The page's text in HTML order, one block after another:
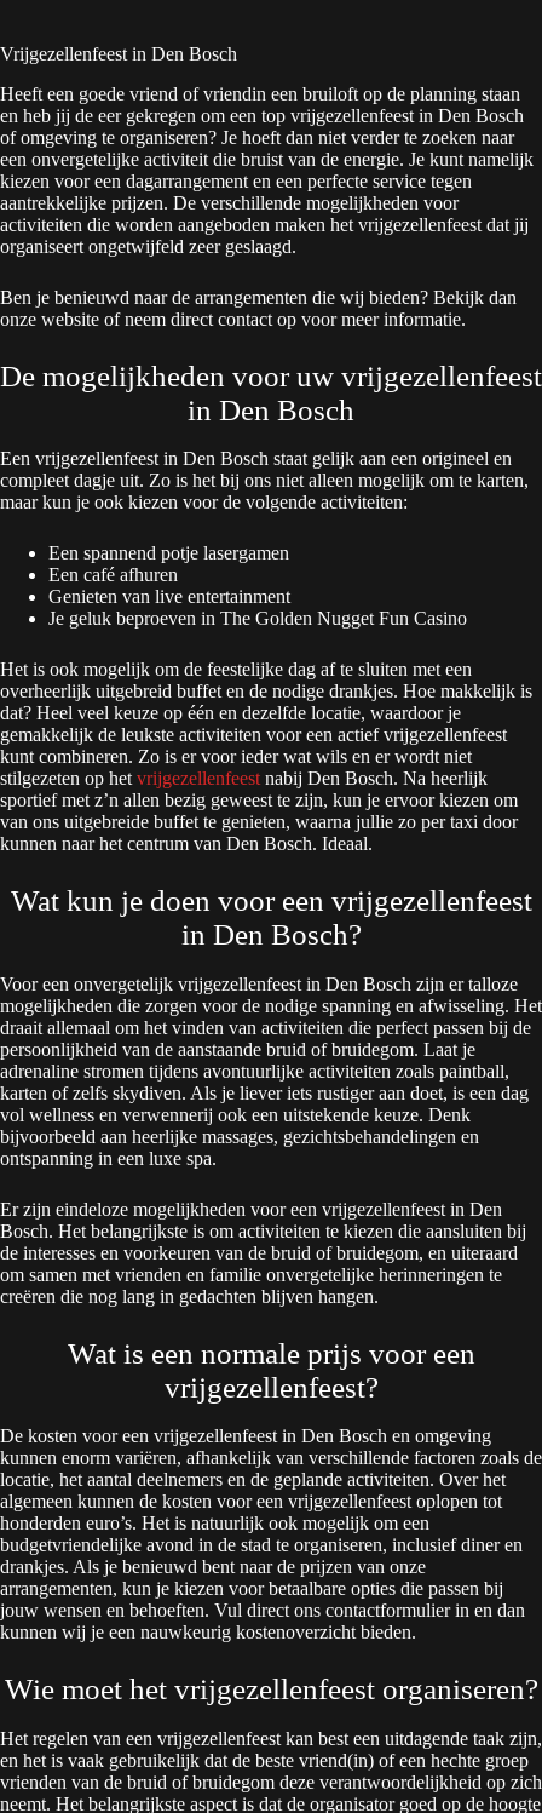
Vrijgezellenfeest in Den Bosch
Heeft een goede vriend of vriendin een bruiloft op de planning staan
en heb jij de eer gekregen om een top vrijgezellenfeest in Den Bosch
of omgeving te organiseren? Je hoeft dan niet verder te zoeken naar
een onvergetelijke activiteit die bruist van de energie. Je kunt namelijk
kiezen voor een dagarrangement en een perfecte service tegen
aantrekkelijke prijzen. De verschillende mogelijkheden voor
activiteiten die worden aangeboden maken het vrijgezellenfeest dat jij
organiseert ongetwijfeld zeer geslaagd.
Ben je benieuwd naar de arrangementen die wij bieden? Bekijk dan
onze website of neem direct contact op voor meer informatie.
De mogelijkheden voor uw vrijgezellenfeest
in Den Bosch
Een vrijgezellenfeest in Den Bosch staat gelijk aan een origineel en
compleet dagje uit. Zo is het bij ons niet alleen mogelijk om te karten,
maar kun je ook kiezen voor de volgende activiteiten:
Een spannend potje lasergamen
Een café afhuren
Genieten van live entertainment
Je geluk beproeven in The Golden Nugget Fun Casino
Het is ook mogelijk om de feestelijke dag af te sluiten met een
overheerlijk uitgebreid buffet en de nodige drankjes. Hoe makkelijk is
dat? Heel veel keuze op één en dezelfde locatie, waardoor je
gemakkelijk de leukste activiteiten voor een actief vrijgezellenfeest
kunt combineren. Zo is er voor ieder wat wils en er wordt niet
stilgezeten op het vrijgezellenfeest nabij Den Bosch. Na heerlijk
sportief met z’n allen bezig geweest te zijn, kun je ervoor kiezen om
van ons uitgebreide buffet te genieten, waarna jullie zo per taxi door
kunnen naar het centrum van Den Bosch. Ideaal.
Wat kun je doen voor een vrijgezellenfeest
in Den Bosch?
Voor een onvergetelijk vrijgezellenfeest in Den Bosch zijn er talloze
mogelijkheden die zorgen voor de nodige spanning en afwisseling. Het
draait allemaal om het vinden van activiteiten die perfect passen bij de
persoonlijkheid van de aanstaande bruid of bruidegom. Laat je
adrenaline stromen tijdens avontuurlijke activiteiten zoals paintball,
karten of zelfs skydiven. Als je liever iets rustiger aan doet, is een dag
vol wellness en verwennerij ook een uitstekende keuze. Denk
bijvoorbeeld aan heerlijke massages, gezichtsbehandelingen en
ontspanning in een luxe spa.
Er zijn eindeloze mogelijkheden voor een vrijgezellenfeest in Den
Bosch. Het belangrijkste is om activiteiten te kiezen die aansluiten bij
de interesses en voorkeuren van de bruid of bruidegom, en uiteraard
om samen met vrienden en familie onvergetelijke herinneringen te
creëren die nog lang in gedachten blijven hangen.
Wat is een normale prijs voor een
vrijgezellenfeest?
De kosten voor een vrijgezellenfeest in Den Bosch en omgeving
kunnen enorm variëren, afhankelijk van verschillende factoren zoals de
locatie, het aantal deelnemers en de geplande activiteiten. Over het
algemeen kunnen de kosten voor een vrijgezellenfeest oplopen tot
honderden euro’s. Het is natuurlijk ook mogelijk om een
budgetvriendelijke avond in de stad te organiseren, inclusief diner en
drankjes. Als je benieuwd bent naar de prijzen van onze
arrangementen, kun je kiezen voor betaalbare opties die passen bij
jouw wensen en behoeften. Vul direct ons contactformulier in en dan
kunnen wij je een nauwkeurig kostenoverzicht bieden.
Wie moet het vrijgezellenfeest organiseren?
Het regelen van een vrijgezellenfeest kan best een uitdagende taak zijn,
en het is vaak gebruikelijk dat de beste vriend(in) of een hechte groep
vrienden van de bruid of bruidegom deze verantwoordelijkheid op zich
neemt. Het belangrijkste aspect is dat de organisator goed op de hoogte